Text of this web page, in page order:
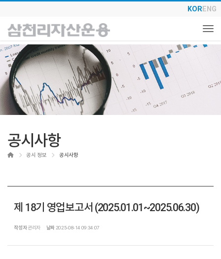
KORENG
공시사항
Home공시 정보 공시사항
제 18기 영업보고서 (2025.01.01~2025.06.30)
작성자관리자 날짜 2025-08-14 09:34:07